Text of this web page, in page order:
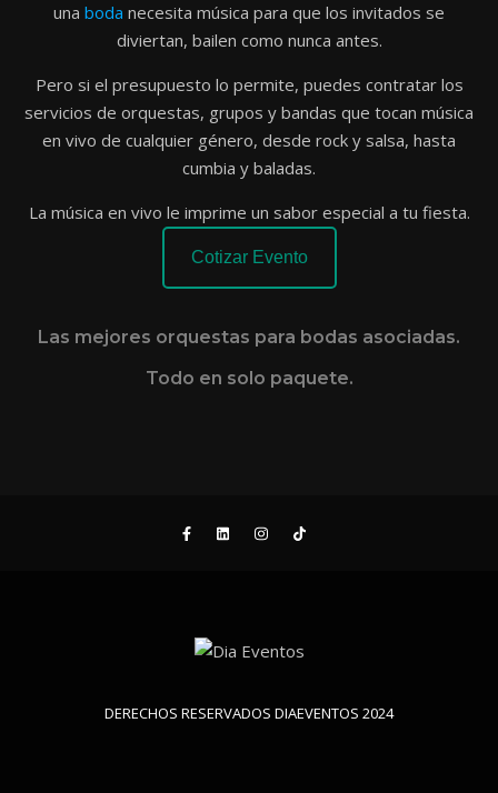
una boda necesita música para que los invitados se
diviertan, bailen como nunca antes.
Pero si el presupuesto lo permite, puedes contratar los
servicios de orquestas, grupos y bandas que tocan música
en vivo de cualquier género, desde rock y salsa, hasta
cumbia y baladas.
La música en vivo le imprime un sabor especial a tu fiesta.
Cotizar Evento
Las mejores orquestas para bodas asociadas.
Todo en solo paquete.
DERECHOS RESERVADOS DIAEVENTOS 2024